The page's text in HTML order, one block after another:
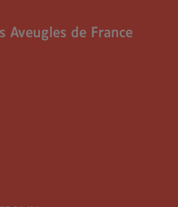
Aveugles de France